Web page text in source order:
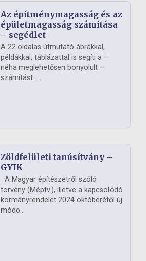
Az építménymagasság és az
épületmagasság számítása
– segédlet
A 22 oldalas útmutató ábrákkal,
példákkal, táblázattal is segíti a –
néha meglehetősen bonyolult –
számítást. ...
Zöldfelületi tanúsítvány –
GYIK
A Magyar építészetről szóló
törvény (Méptv.), illetve a kapcsolódó
kormányrendelet 2024 októberétől új
módo...